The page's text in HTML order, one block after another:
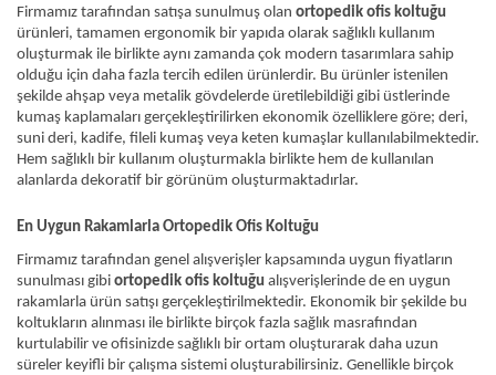
Firmamız tarafından satışa sunulmuş olan ortopedik ofis koltuğu
ürünleri, tamamen ergonomik bir yapıda olarak sağlıklı kullanım
oluşturmak ile birlikte aynı zamanda çok modern tasarımlara sahip
olduğu için daha fazla tercih edilen ürünlerdir. Bu ürünler istenilen
şekilde ahşap veya metalik gövdelerde üretilebildiği gibi üstlerinde
kumaş kaplamaları gerçekleştirilirken ekonomik özelliklere göre; deri,
suni deri, kadife, fileli kumaş veya keten kumaşlar kullanılabilmektedir.
Hem sağlıklı bir kullanım oluşturmakla birlikte hem de kullanılan
alanlarda dekoratif bir görünüm oluşturmaktadırlar.
En Uygun Rakamlarla Ortopedik Ofis Koltuğu
Firmamız tarafından genel alışverişler kapsamında uygun fiyatların
sunulması gibi ortopedik ofis koltuğu alışverişlerinde de en uygun
rakamlarla ürün satışı gerçekleştirilmektedir. Ekonomik bir şekilde bu
koltukların alınması ile birlikte birçok fazla sağlık masrafından
kurtulabilir ve ofisinizde sağlıklı bir ortam oluşturarak daha uzun
süreler keyifli bir çalışma sistemi oluşturabilirsiniz. Genellikle birçok